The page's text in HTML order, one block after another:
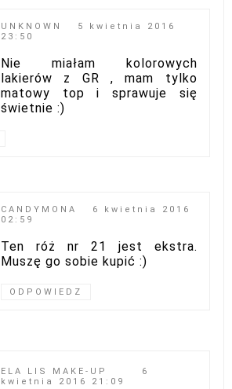
UNKNOWN
5 kwietnia 2016
23:50
Nie miałam kolorowych
lakierów z GR , mam tylko
matowy top i sprawuje się
świetnie :)
CANDYMONA
6 kwietnia 2016
02:59
Ten róż nr 21 jest ekstra.
Muszę go sobie kupić :)
ODPOWIEDZ
ELA LIS MAKE-UP
6
kwietnia 2016 21:09